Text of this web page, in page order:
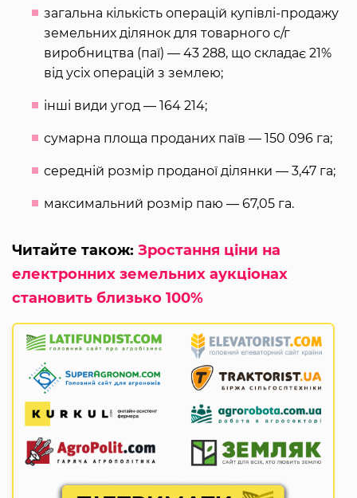
загальна кількість операцій купівлі-продажу
земельних ділянок для товарного с/г
виробництва (паї) — 43 288, що складає 21%
від усіх операцій з землею;
інші види угод — 164 214;
сумарна площа проданих паїв — 150 096 га;
середній розмір проданої ділянки — 3,47 га;
максимальний розмір паю — 67,05 га.
Читайте також: Зростання ціни на
електронних земельних аукціонах
становить близько 100%